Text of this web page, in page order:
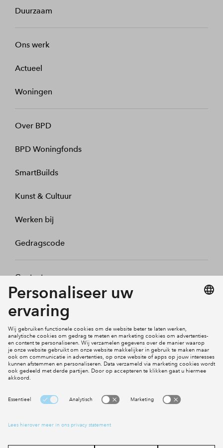
Duurzaam
Ons werk
Actueel
Woningen
Over BPD
BPD Woningfonds
SmartBuilds
Kunst & Cultuur
Werken bij
Gedragscode
Contact
Mijn profiel
Social Media
Cookies